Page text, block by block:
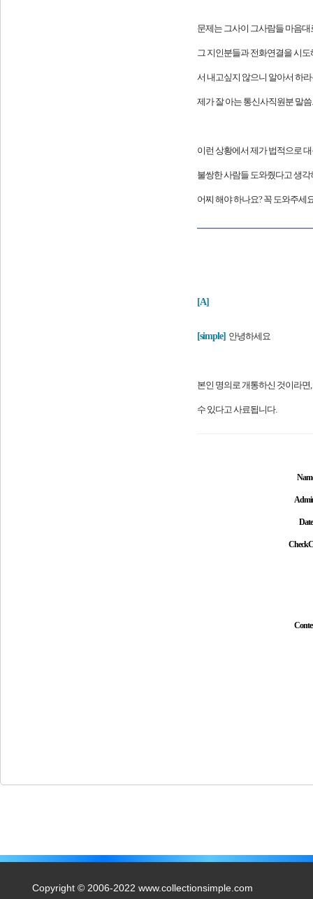
문제는 그사이 그사람들 마음
그 지인분들과 전화연결을 시
서 내고싶지 않으니 알아서 하
제가 잘 아는 통신사직원분 말
이런 상황에서 제가 법적으로
불쌍한 사람들 도와줬다고 생
어찌 해야 하나요? 꼭 도와주세
[A]
[simple] 안녕하세요
본인 명의로 개통하신 것이라
수 있다고 사료됩니다.
Date
Copyright © 2006-2022 www.collectionsimple.com